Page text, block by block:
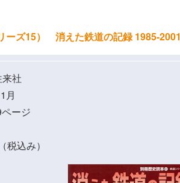
ーズ15） 消えた鉄道の記録 1985-2001
社
月
ージ
税込み）